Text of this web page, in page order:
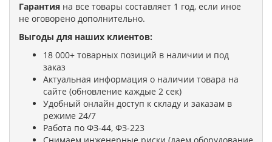
Гарантия на все товары составляет 1 год, если иное
не оговорено дополнительно.
Выгоды для наших клиентов:
18 000+ товарных позиций в наличии и под
заказ
Актуальная информация о наличии товара на
сайте (обновление каждые 2 сек)
Удобный онлайн доступ к складу и заказам в
режиме 24/7
Работа по ФЗ-44, ФЗ-223